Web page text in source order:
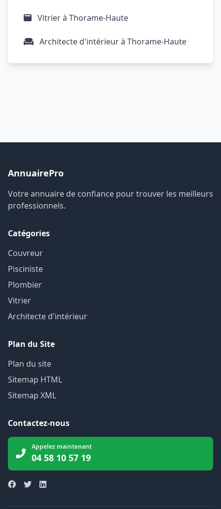
Vitrier à Thorame-Haute
Architecte d'intérieur à Thorame-Haute
AnnuairePro
Votre annuaire de confiance pour trouver les meilleurs
professionnels.
Catégories
Couvreur
Pisciniste
Plombier
Vitrier
Architecte d'intérieur
Plan du Site
Plan du site
Sitemap HTML
Sitemap XML
Contactez-nous
Appelez maintenant
04 58 10 57 19